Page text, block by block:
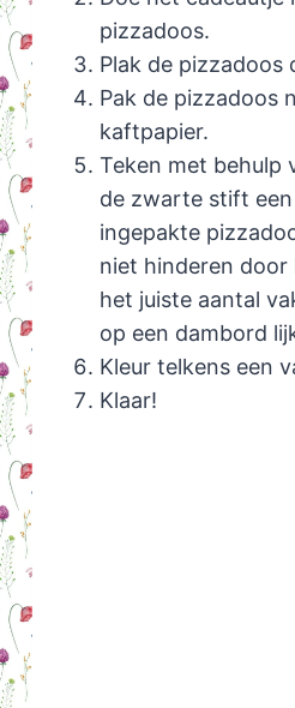
pizzadoos.
Plak de pizzadoos
Pak de pizzadoos
kaftpapier.
Teken met behulp
de zwarte stift
ingepakte
niet hinderen door
het juiste aantal
op een dambord
Kleur telkens een
Klaar!